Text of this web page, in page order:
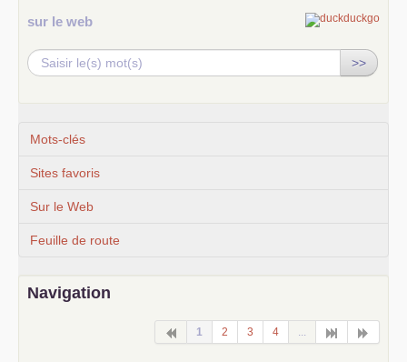
sur le web
>>
Mots-clés
Sites favoris
Sur le Web
Feuille de route
Navigation
1 2 3 4